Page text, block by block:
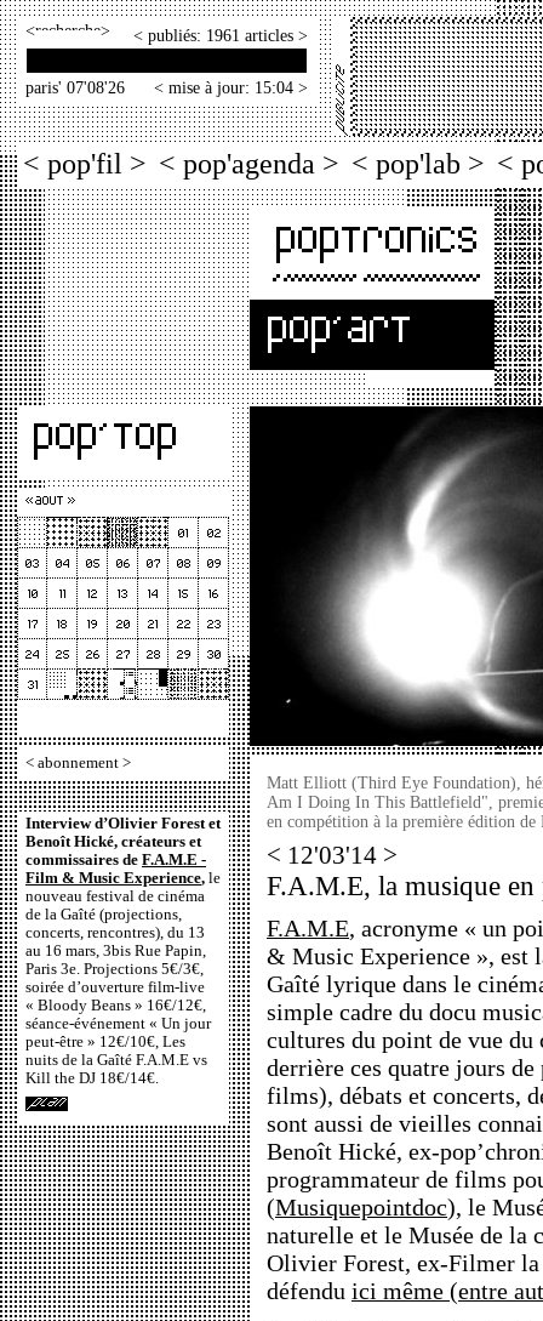
< > < publiés: 1961 articles >
paris' 07'08'26 < mise à jour: 15:04 >
< pop'fil > < pop'agenda > < pop'lab > <
< abonnement >
Interview d’Olivier Forest et
Benoît Hické, créateurs et
commissaires de F.A.M.E -
Film & Music Experience, le
nouveau festival de cinéma
de la Gaîté (projections,
concerts, rencontres), du 13
au 16 mars, 3bis Rue Papin,
Paris 3e. Projections 5€/3€,
soirée d’ouverture film-live
« Bloody Beans » 16€/12€,
séance-événement « Un jour
peut-être » 12€/10€, Les
nuits de la Gaîté F.A.M.E vs
Kill the DJ 18€/14€.
Matt Elliott (Third Eye Foundation),
Am I Doing In This Battlefield",
en compétition à la première édition
< 12'03'14 >
F.A.M.E, la musique en
F.A.M.E, acronyme « un
& Music Experience », est
Gaîté lyrique dans le
simple cadre du docu
cultures du point de vue
derrière ces quatre jours
films), débats et concerts,
sont aussi de vieilles
Benoît Hické, ex-
programmateur de films
(Musiquepointdoc), le
naturelle et le Musée de la
Olivier Forest, ex-Filmer
défendu ici même (entre